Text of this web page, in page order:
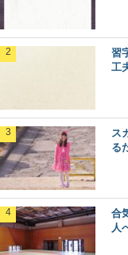
習
工
ス
る
合
人